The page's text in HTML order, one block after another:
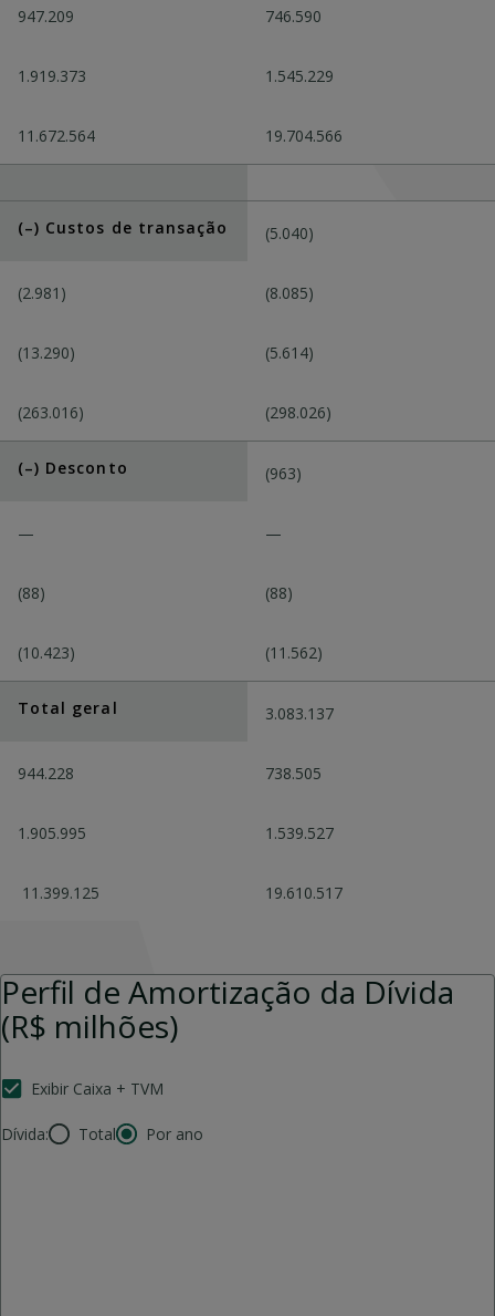
947.209 746.590
1.919.373 1.545.229
11.672.564 19.704.566
(–) Custos de transação (5.040)
(2.981) (8.085)
(13.290) (5.614)
(263.016) (298.026)
(–) Desconto (963)
— —
(88) (88)
(10.423) (11.562)
Total geral 3.083.137
944.228 738.505
1.905.995 1.539.527
11.399.125 19.610.517
Perfil de Amortização da Dívida
(R$ milhões)
Exibir Caixa + TVM
Dívida: Total Por ano